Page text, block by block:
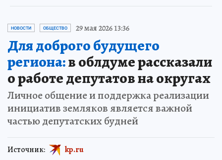
НОВОСТИ ОБЩЕСТВО 29 мая 2026 13:36
Для доброго будущего
региона:в облдуме рассказали
о работе депутатов на округах
Личное общение и поддержка реализации
инициатив земляков является важной
частью депутатских будней
Источник: kp.ru